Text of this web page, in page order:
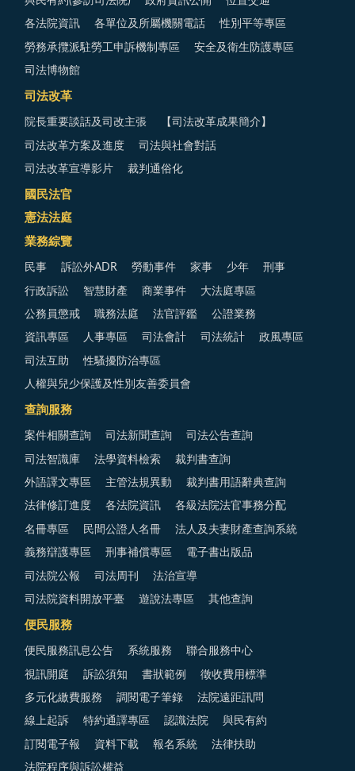
各法院資訊 各單位及所屬機關電話 性別平等專區
勞務承攬派駐勞工申訴機制專區 安全及衛生防護專區
司法博物館
司法改革
院長重要談話及司改主張 【司法改革成果簡介】
司法改革方案及進度 司法與社會對話
司法改革宣導影片 裁判通俗化
國民法官
憲法法庭
業務綜覽
民事 訴訟外ADR 勞動事件 家事 少年 刑事
行政訴訟 智慧財產 商業事件 大法庭專區
公務員懲戒 職務法庭 法官評鑑 公證業務
資訊專區 人事專區 司法會計 司法統計 政風專區
司法互助 性騷擾防治專區
人權與兒少保護及性別友善委員會
查詢服務
案件相關查詢 司法新聞查詢 司法公告查詢
司法智識庫 法學資料檢索 裁判書查詢
外語譯文專區 主管法規異動 裁判書用語辭典查詢
法律修訂進度 各法院資訊 各級法院法官事務分配
名冊專區 民間公證人名冊 法人及夫妻財產查詢系統
義務辯護專區 刑事補償專區 電子書出版品
司法院公報 司法周刊 法治宣導
司法院資料開放平臺 遊說法專區 其他查詢
便民服務
便民服務訊息公告 系統服務 聯合服務中心
視訊開庭 訴訟須知 書狀範例 徵收費用標準
多元化繳費服務 調閱電子筆錄 法院遠距訊問
線上起訴 特約通譯專區 認識法院 與民有約
訂閱電子報 資料下載 報名系統 法律扶助
法院程序與訴訟權益